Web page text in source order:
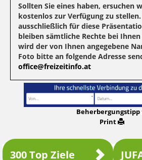
Sollten Sie eines haben, ersuchen
kostenlos zur Verfügung zu
ausschließlich für diese
bleiben sämtliche Rechte bei
wird der von Ihnen angegebene
Foto bitte an folgende Adresse
office@freizeitinfo.at
Beherbergungstipp
Print
300 Top Ziele